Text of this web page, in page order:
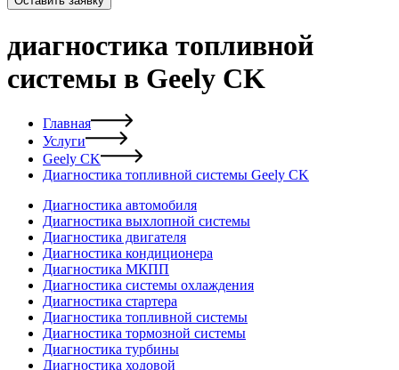
диагностика топливной
системы в Geely CK
Главная
Услуги
Geely CK
Диагностика топливной системы Geely CK
Диагностика автомобиля
Диагностика выхлопной системы
Диагностика двигателя
Диагностика кондиционера
Диагностика МКПП
Диагностика системы охлаждения
Диагностика стартера
Диагностика топливной системы
Диагностика тормозной системы
Диагностика турбины
Диагностика ходовой